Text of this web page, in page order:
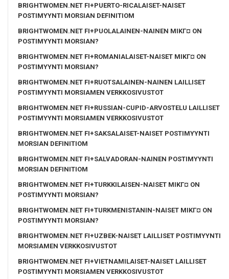
BRIGHTWOMEN.NET FI+PUERTO-RICALAISET-NAISET
POSTIMYYNTI MORSIAN DEFINITIOM
BRIGHTWOMEN.NET FI+PUOLALAINEN-NAINEN MIKГ¤ ON
POSTIMYYNTI MORSIAN?
BRIGHTWOMEN.NET FI+ROMANIALAISET-NAISET MIKГ¤ ON
POSTIMYYNTI MORSIAN?
BRIGHTWOMEN.NET FI+RUOTSALAINEN-NAINEN LAILLISET
POSTIMYYNTI MORSIAMEN VERKKOSIVUSTOT
BRIGHTWOMEN.NET FI+RUSSIAN-CUPID-ARVOSTELU LAILLISET
POSTIMYYNTI MORSIAMEN VERKKOSIVUSTOT
BRIGHTWOMEN.NET FI+SAKSALAISET-NAISET POSTIMYYNTI
MORSIAN DEFINITIOM
BRIGHTWOMEN.NET FI+SALVADORAN-NAINEN POSTIMYYNTI
MORSIAN DEFINITIOM
BRIGHTWOMEN.NET FI+TURKKILAISEN-NAISET MIKГ¤ ON
POSTIMYYNTI MORSIAN?
BRIGHTWOMEN.NET FI+TURKMENISTANIN-NAISET MIKГ¤ ON
POSTIMYYNTI MORSIAN?
BRIGHTWOMEN.NET FI+UZBEK-NAISET LAILLISET POSTIMYYNTI
MORSIAMEN VERKKOSIVUSTOT
BRIGHTWOMEN.NET FI+VIETNAMILAISET-NAISET LAILLISET
POSTIMYYNTI MORSIAMEN VERKKOSIVUSTOT